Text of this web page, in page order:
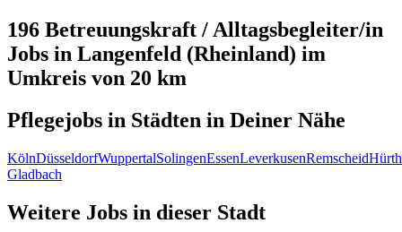
196 Betreuungskraft / Alltagsbegleiter/in
Jobs in Langenfeld (Rheinland) im
Umkreis von 20 km
Pflegejobs in Städten in Deiner Nähe
KölnDüsseldorfWuppertalSolingenEssenLeverkusenRemscheidHürth
Gladbach
Weitere Jobs in dieser Stadt